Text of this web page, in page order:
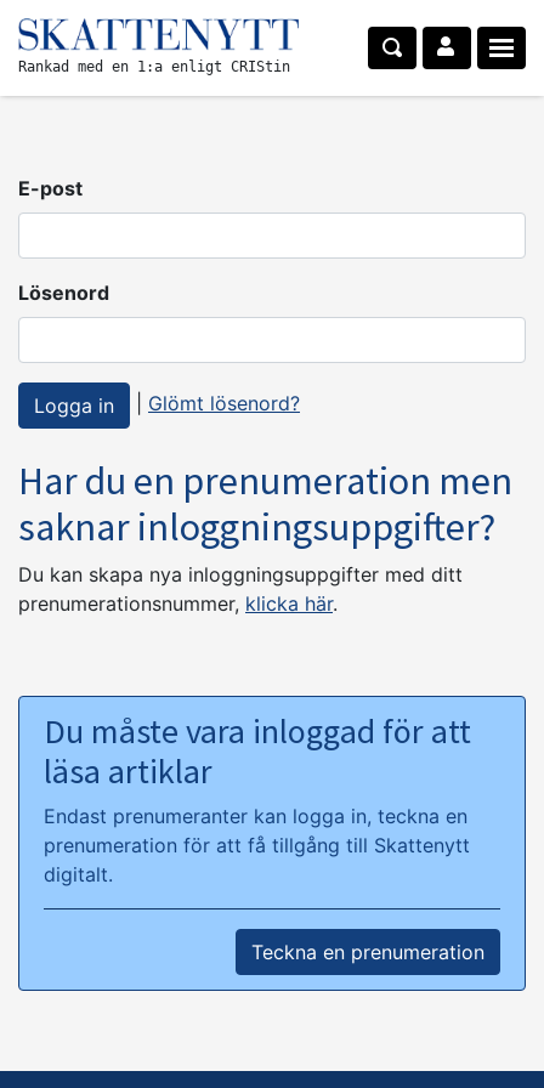
Rankad med en 1:a enligt CRIStin
E-post
Lösenord
Glömt lösenord?
Har du en prenumeration men
saknar inloggningsuppgifter?
Du kan skapa nya inloggningsuppgifter med ditt
prenumerationsnummer, klicka här.
Du måste vara inloggad för att
läsa artiklar
Endast prenumeranter kan logga in, teckna en
prenumeration för att få tillgång till Skattenytt
digitalt.
Teckna en prenumeration